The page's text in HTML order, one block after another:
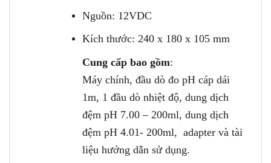
Nguồn: 12VDC
Kích thước: 240 x 180 x 105 mm
Cung cấp bao gồm:
Máy chính, đầu dò đo pH cáp dái
1m, 1 đầu dò nhiệt độ, dung dịch
đệm pH 7.00 – 200ml, dung dịch
đệm pH 4.01- 200ml, adapter và tài
liệu hướng dẫn sử dụng.